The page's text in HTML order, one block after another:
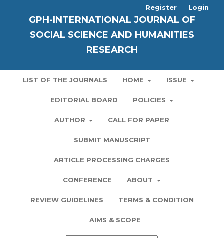
GPH-INTERNATIONAL JOURNAL OF
SOCIAL SCIENCE AND HUMANITIES
RESEARCH
LIST OF THE JOURNALS HOME ISSUE
EDITORIAL BOARD POLICIES
AUTHOR CALL FOR PAPER
SUBMIT MANUSCRIPT
ARTICLE PROCESSING CHARGES
CONFERENCE ABOUT
REVIEW GUIDELINES TERMS & CONDITION
AIMS & SCOPE
Register Login